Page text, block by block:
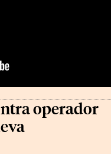
operador